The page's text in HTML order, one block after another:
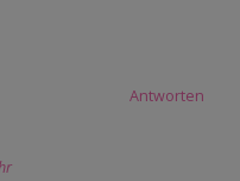
Antworten